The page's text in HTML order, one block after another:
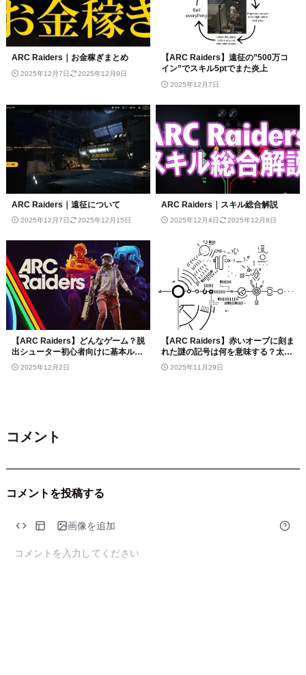
ARC Raiders｜お金稼ぎまとめ
2025年12月7日 2025年12月9日
【ARC Raiders】遠征の”500万コ
イン”でスキル5ptでまた炎上
2025年12月7日
ARC Raiders｜遠征について
2025年12月7日 2025年12月15日
ARC Raiders｜スキル総合解説
2025年12月4日 2025年12月8日
【ARC Raiders】どんなゲーム？脱
出シューター初心者向けに基本ルー
ルと評価を解説
2025年12月2日
【ARC Raiders】赤いオーブに刻ま
れた謎の記号は何を意味する？太陽
系パズルを解く
2025年11月29日
コメント
コメントを投稿する
コメント* 画像を追加